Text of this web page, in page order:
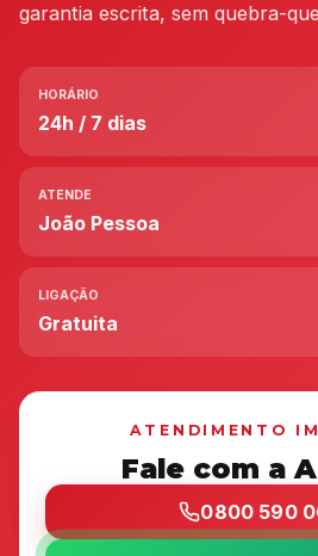
garantia escrita, sem quebra-
HORÁRIO
24h / 7 dias
ATENDE
João Pessoa
LIGAÇÃO
Gratuita
ATENDIMENTO
Fale com a
0800 590